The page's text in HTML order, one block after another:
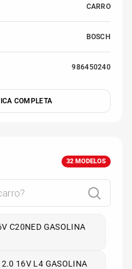
CARRO
BOSCH
986450240
COMPLETA
32 MODELOS
C20NED GASOLINA
2.0 16V L4 GASOLINA